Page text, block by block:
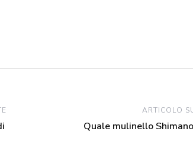
ARTICOLO
Quale mulinello